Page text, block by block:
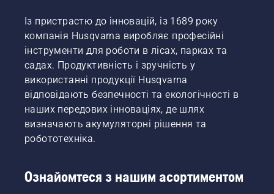
Із пристрастю до інновацій, із 1689 року
компанія Husqvarna виробляє професійні
інструменти для роботи в лісах, парках та
садах. Продуктивність і зручність у
використанні продукції Husqvarna
відповідають безпечності та екологічності в
наших передових інноваціях, де шлях
визначають акумуляторні рішення та
робототехніка.
Ознайомтеся з нашим асортиментом